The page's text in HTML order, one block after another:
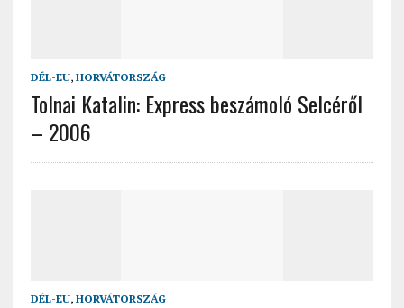
DÉL-EU, HORVÁTORSZÁG
Tolnai Katalin: Express beszámoló Selcéről
– 2006
DÉL-EU, HORVÁTORSZÁG